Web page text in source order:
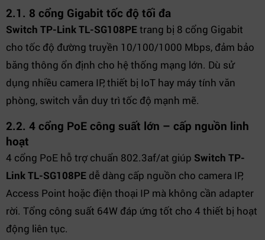
2.1. 8 cổng Gigabit tốc độ tối đa
Switch TP-Link TL-SG108PEtrang bị 8 cổng Gigabit
cho tốc độ đường truyền 10/100/1000 Mbps, đảm bảo
băng thông ổn định cho hệ thống mạng lớn. Dù sử
dụng nhiều camera IP, thiết bị IoT hay máy tính văn
phòng, switch vẫn duy trì tốc độ mạnh mẽ.
2.2. 4 cổng PoE công suất lớn – cấp nguồn linh
hoạt
4 cổng PoE hỗ trợ chuẩn 802.3af/at giúp Switch TP-
Link TL-SG108PE dễ dàng cấp nguồn cho camera IP,
Access Point hoặc điện thoại IP mà không cần adapter
rời. Tổng công suất 64W đáp ứng tốt cho 4 thiết bị hoạt
động liên tục.